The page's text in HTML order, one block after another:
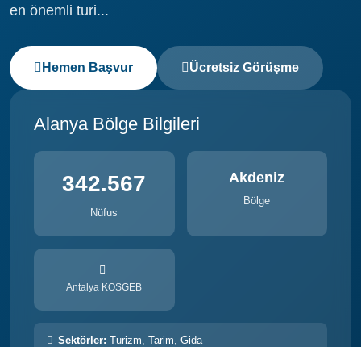
en önemli turi...
Hemen Başvur Ücretsiz Görüşme
Alanya Bölge Bilgileri
342.567
Nüfus
Akdeniz
Bölge
Antalya KOSGEB
Sektörler: Turizm, Tarim, Gida